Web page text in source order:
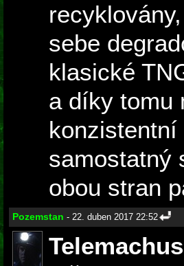
sebe
klasické
a díky tomu
samostatný
obou stran
Pozemstan - 22. duben 2017 22:52